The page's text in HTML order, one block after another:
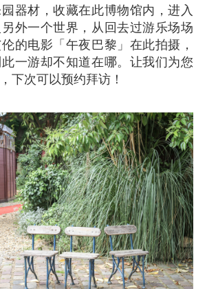
器材，收藏在此博物馆内，进入
外一个世界，从回去过游乐场场
的电影「午夜巴黎」在此拍摄，
一游却不知道在哪。让我们为您
下次可以预约拜访！